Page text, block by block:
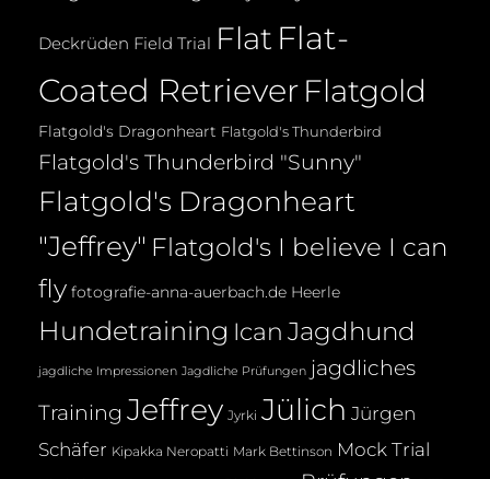
Deckrüden Field Trial Flat Flat-
Coated Retriever Flatgold
Flatgold's Dragonheart Flatgold's Thunderbird
Flatgold's Thunderbird "Sunny"
Flatgold's Dragonheart
"Jeffrey" Flatgold's I believe I can
fly fotografie-anna-auerbach.de Heerle
Hundetraining Ican Jagdhund
jagdliche Impressionen Jagdliche Prüfungen jagdliches
Training Jeffrey Jyrki Jülich Jürgen
Schäfer Kipakka Neropatti Mark Bettinson Mock Trial